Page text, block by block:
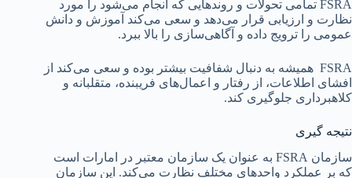
FSRA تمامی تحولات و روندهایی که انجام می‌شود را مورد
نظارت و ارزیابی قرار می‌دهد و سعی می‌کند آموزش و دانش
عمومی را ترویج داده و آگاهی‌سازی را بالا ببرد.
FSRA همیشه به دنبال شفافیت بیشتر بوده و سعی می‌کند از
افشای اطلاعات، از رفتار و اعمال‌های فریبنده، متقلبانه و
کلاهبرداری جلوگیری کند.
نتیجه گیری
سازمان FSRA به عنوان یک سازمان معتبر در امارات است
که بر عملکرد واحدهای مختلف نظارت می‌کند. این سازمان